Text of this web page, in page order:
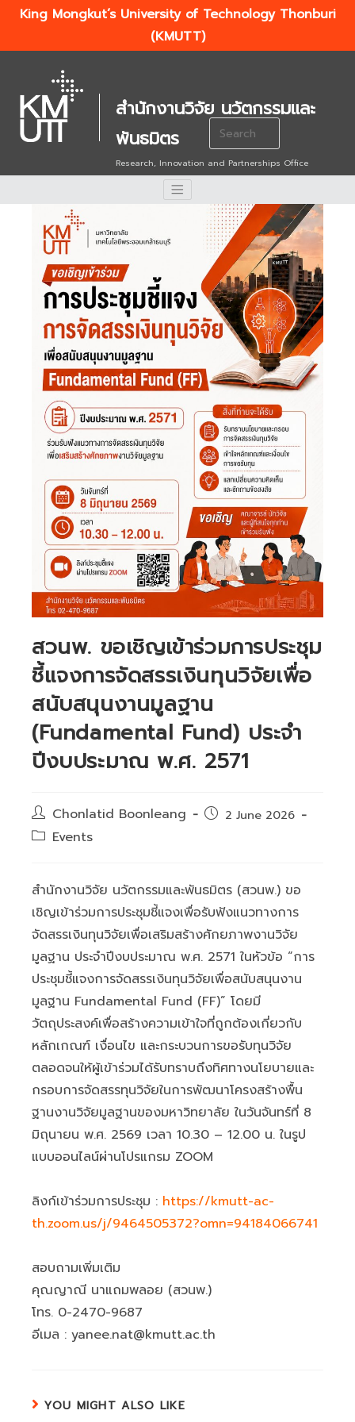
King Mongkut’s University of Technology Thonburi
(KMUTT)
สำนักงานวิจัย นวัตกรรมและ
พันธมิตร
Research, Innovation and Partnerships Office
Search
for:
สวนพ. ขอเชิญเข้าร่วมการประชุม
ชี้แจงการจัดสรรเงินทุนวิจัยเพื่อ
สนับสนุนงานมูลฐาน
(Fundamental Fund) ประจำ
ปีงบประมาณ พ.ศ. 2571
Post
author:
Chonlatid Boonleang
Post2 June 2026
PostEvents
สำนักงานวิจัย นวัตกรรมและพันธมิตร (สวนพ.) ขอ
เชิญเข้าร่วมการประชุมชี้แจงเพื่อรับฟังแนวทางการ
จัดสรรเงินทุนวิจัยเพื่อเสริมสร้างศักยภาพงานวิจัย
มูลฐาน ประจำปีงบประมาณ พ.ศ. 2571 ในหัวข้อ “การ
ประชุมชี้แจงการจัดสรรเงินทุนวิจัยเพื่อสนับสนุนงาน
มูลฐาน Fundamental Fund (FF)” โดยมี
วัตถุประสงค์เพื่อสร้างความเข้าใจที่ถูกต้องเกี่ยวกับ
หลักเกณฑ์ เงื่อนไข และกระบวนการขอรับทุนวิจัย
ตลอดจนให้ผู้เข้าร่วมได้รับทราบถึงทิศทางนโยบายและ
กรอบการจัดสรรทุนวิจัยในการพัฒนาโครงสร้างพื้น
ฐานงานวิจัยมูลฐานของมหาวิทยาลัย ในวันจันทร์ที่ 8
มิถุนายน พ.ศ. 2569 เวลา 10.30 – 12.00 น. ในรูป
แบบออนไลน์ผ่านโปรแกรม ZOOM
ลิงก์เข้าร่วมการประชุม : https://kmutt-ac-
th.zoom.us/j/9464505372?omn=94184066741
สอบถามเพิ่มเติม
คุณญาณี นาแถมพลอย (สวนพ.)
โทร. 0-2470-9687
อีเมล : yanee.nat@kmutt.ac.th
YOU MIGHT ALSO LIKE